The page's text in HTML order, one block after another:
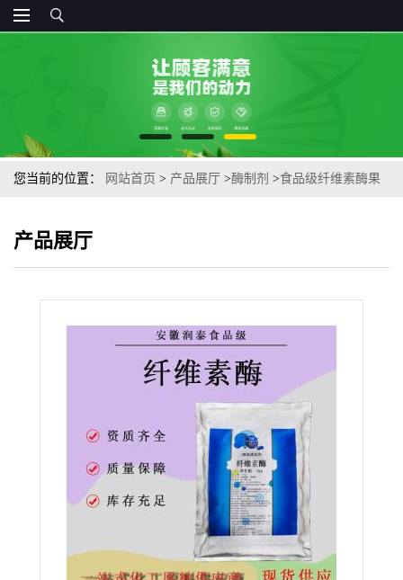
您当前的位置： 网站首页 > 产品展厅 >酶制剂 >食品级纤维素酶果
产品展厅